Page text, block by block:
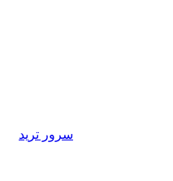
سرور ترید